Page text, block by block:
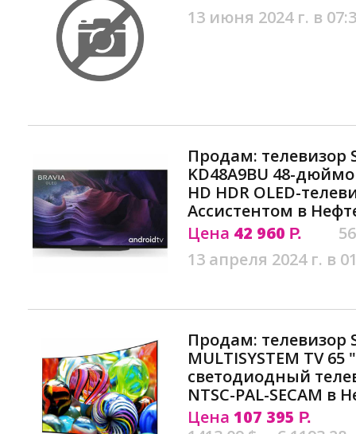
13 июня 2024 г. в
Продам: телевизор
KD48A9BU 48-
HD HDR OLED-
Ассистентом в
Цена 42 960 Р.
13 апреля 2024 г. в
Продам: телевизор
MULTISYSTEM TV
светодиодный
NTSC-PAL-SECAM в
Цена 107 395 Р.